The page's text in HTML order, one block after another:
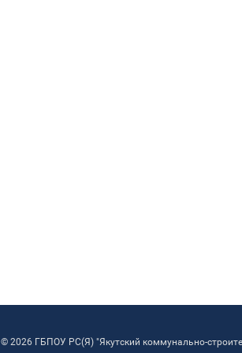
© 2026 ГБПОУ РС(Я) "Якутский коммунально-